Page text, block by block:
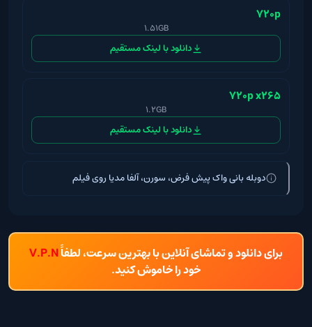
720p
1.51GB
دانلود با لینک مستقیم
720p x265
1.2GB
دانلود با لینک مستقیم
دوبله بانی واک پیش فرض، سورن، آلفا مدیا روی فیلم
برای دانلود و تماشای آنلاین با بهترین سرعت، لطفاًV.P.N
خود را خاموش کنید.